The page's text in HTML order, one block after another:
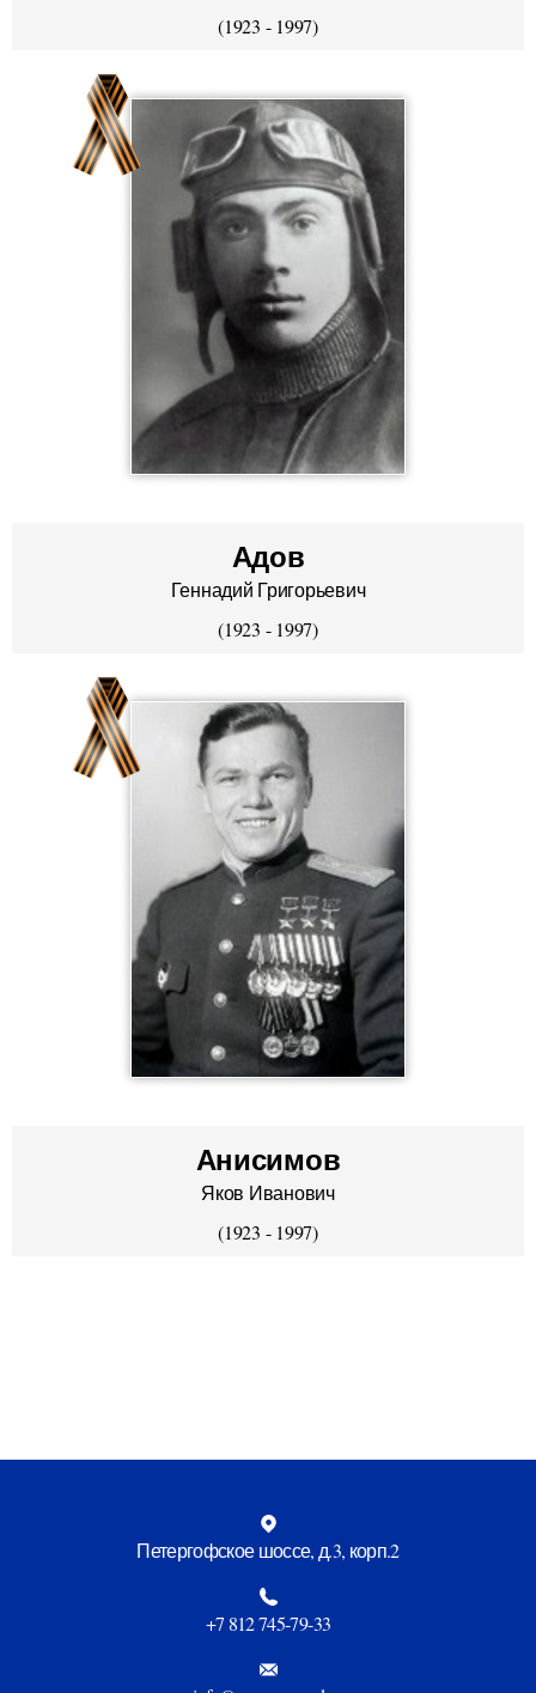
(1923 - 1997)
Адов
Геннадий Григорьевич
(1923 - 1997)
Анисимов
Яков Иванович
(1923 - 1997)
Петергофское шоссе, д.3, корп.2
+7 812 745‑79-33